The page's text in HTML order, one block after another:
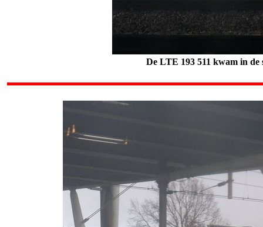
De LTE 193 511 kwam in de